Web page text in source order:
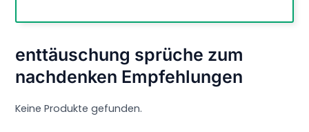
enttäuschung sprüche zum
nachdenken Empfehlungen
Keine Produkte gefunden.